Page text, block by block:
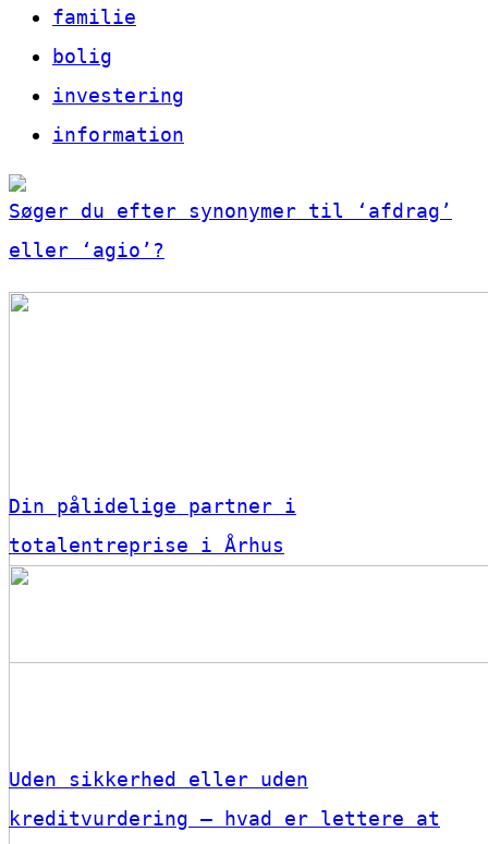
familie
bolig
investering
information
Søger du efter synonymer til ‘afdrag’
eller ‘agio’?
Din pålidelige partner i
totalentreprise i Århus
Uden sikkerhed eller uden
kreditvurdering – hvad er lettere at